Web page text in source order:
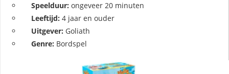
Speelduur:ongeveer 20 minuten
Leeftijd:4 jaar en ouder
Uitgever: Goliath
Genre: Bordspel